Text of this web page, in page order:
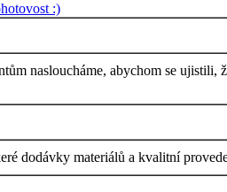
:)
nasloucháme, abychom se
dodávky materiálů a kvalitní